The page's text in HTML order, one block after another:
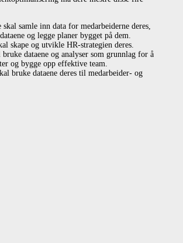
skal samle inn data for medarbeiderne deres,
og legge planer bygget på dem.
skape og utvikle HR-strategien deres.
bruke dataene og analyser som grunnlag for å
og bygge opp effektive team.
bruke dataene deres til medarbeider- og